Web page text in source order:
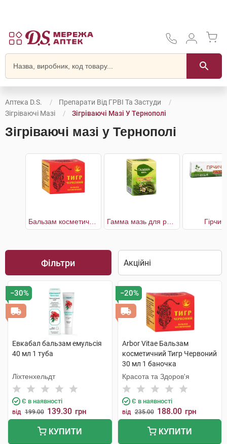
Аптека D.S.
Препарати Від ГРВІ Та Застуди
Зігріваючі Мазі
Зігріваючі Мазі У Тернополі
Зігріваючі мазі у Тернополі
Фільтри
−30%
Евкабал бальзам емульсія
40 мл 1 туба
Ліхтенхельдт
Є в наявності
від 199.00 139.30 грн
КУПИТИ
−20%
Arbor Vitae Бальзам
косметичний Тигр Червоний
30 мл 1 баночка
Красота та Здоров'я
Є в наявності
від 235.00 188.00 грн
КУПИТИ